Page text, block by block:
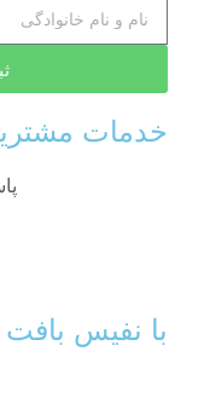
خدمات
با نفیس بافت